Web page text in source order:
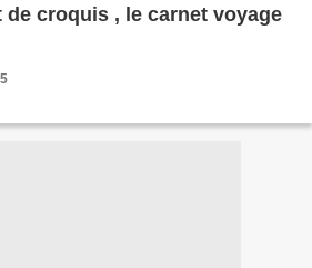
croquis , le carnet voyage